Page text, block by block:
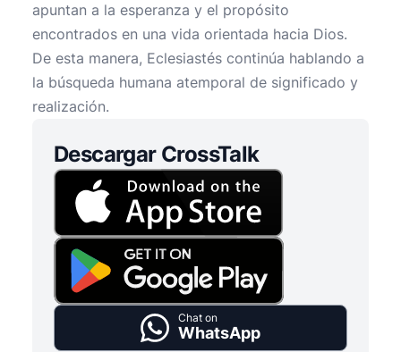
apuntan a la esperanza y el propósito
encontrados en una vida orientada hacia Dios.
De esta manera, Eclesiastés continúa hablando a
la búsqueda humana atemporal de significado y
realización.
Descargar CrossTalk
Chat on
WhatsApp